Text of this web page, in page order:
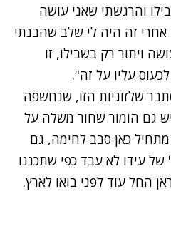
והרגשתי שאני עושה
אחרי זה היה לי שלב שהבנתי
ויתור רק בשבילו, זו
עליו על זה".
שלזוגיות הזו, שנחשפה
גם הומור שחור משלה על
כאן סבב לחימה, גם
עידו לא עבד כפי שתכננו
החל עוד לפני בואו לארץ.